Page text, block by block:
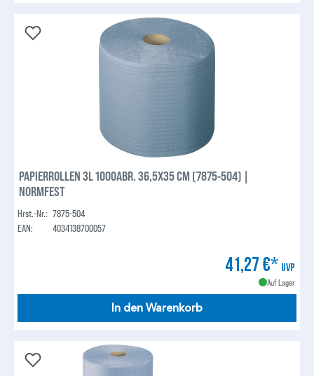
PAPIERROLLEN 3L 1000ABR. 36,5X35 CM (7875-504) |
NORMFEST
Hrst.-Nr.: 7875-504
EAN:
4034138700057
41,27 €* UVP
Auf Lager
In den Warenkorb